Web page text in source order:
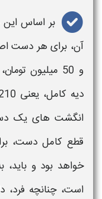
بر اساس این
آن، برای هر دست
و 50 میلیون تومان، در قطع شدن هر انگشت، یک دهم
دیه
انگشت های یک
قطع کامل دست
خواهد بود و باید،
است، چنانچه فرد،